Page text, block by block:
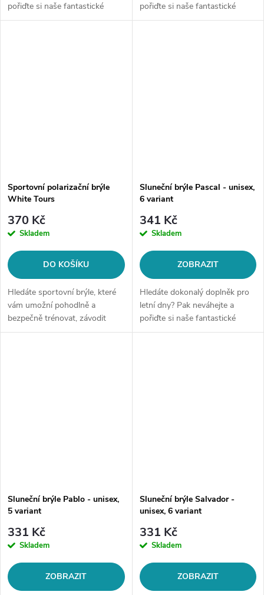
pořiďte si naše fantastické
sluneční brýle! Tyto brýle
pořiďte si naše fantastické
sluneční brýle! Tyto brýle
Sportovní polarizační brýle
White Tours
370 Kč
Skladem
DO KOŠÍKU
Hledáte sportovní brýle, které
vám umožní pohodlně a
bezpečně trénovat, závodit
nebo jinak se věnovat aktivnímu
Sluneční brýle Pascal - unisex,
6 variant
341 Kč
Skladem
ZOBRAZIT
Hledáte dokonalý doplněk pro
letní dny? Pak neváhejte a
pořiďte si naše fantastické
sluneční brýle! Tyto brýle
Sluneční brýle Pablo - unisex,
5 variant
331 Kč
Skladem
ZOBRAZIT
Sluneční brýle Salvador -
unisex, 6 variant
331 Kč
Skladem
ZOBRAZIT